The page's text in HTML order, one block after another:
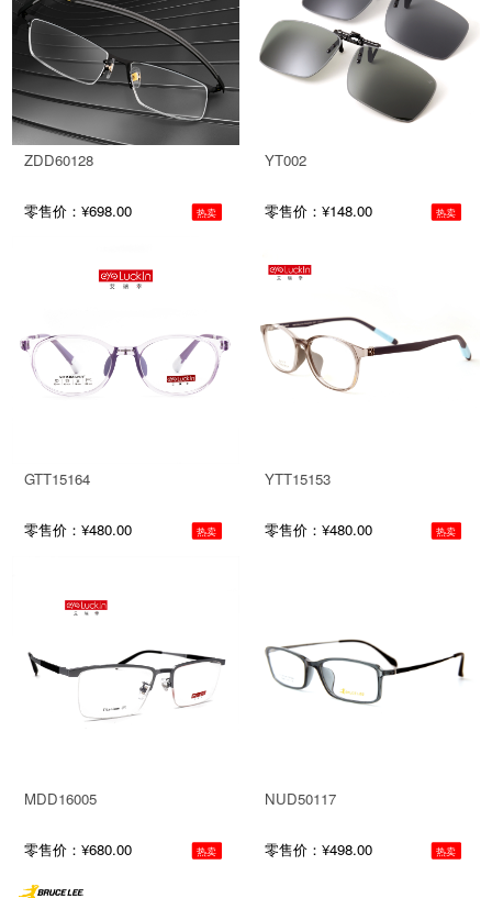
ZDD60128
零售价：¥698.00 热卖
YT002
零售价：¥148.00 热卖
GTT15164
零售价：¥480.00 热卖
YTT15153
零售价：¥480.00 热卖
MDD16005
零售价：¥680.00 热卖
NUD50117
零售价：¥498.00 热卖